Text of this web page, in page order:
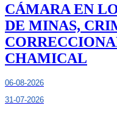
CÁMARA EN
DE MINAS,
CHAMICAL
06-08-2026
31-07-2026